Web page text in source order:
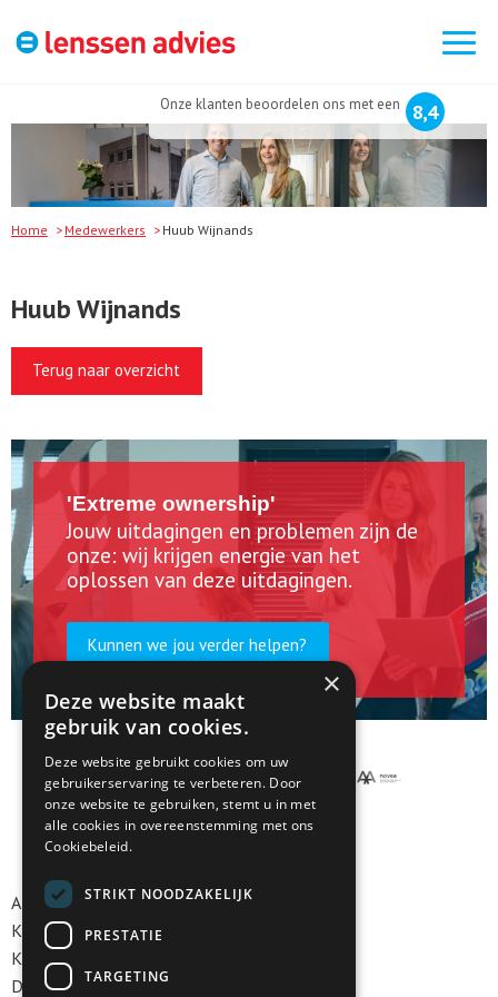
Onze klanten beoordelen ons met een 8,4
Home Medewerkers Huub Wijnands
Huub Wijnands
Terug naar overzicht
'Extreme ownership'
Jouw uitdagingen en problemen zijn de
onze: wij krijgen energie van het
oplossen van deze uitdagingen.
Kunnen we jou verder helpen?
Algemene voorwaarden
Klokkenluidersregeling
Klachtenregeling
Disclaimer
×
Deze website maakt
gebruik van cookies.
Deze website gebruikt cookies om uw
gebruikerservaring te verbeteren. Door
onze website te gebruiken, stemt u in met
alle cookies in overeenstemming met ons
Cookiebeleid.
STRIKT NOODZAKELIJK
PRESTATIE
TARGETING